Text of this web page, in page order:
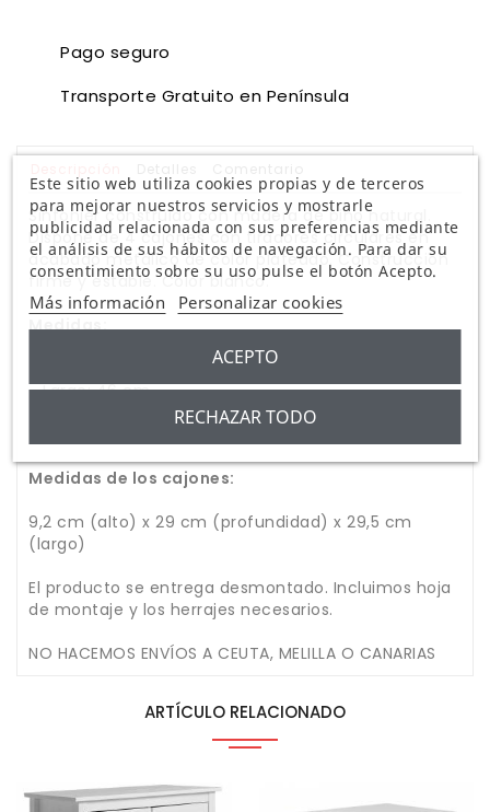
Pago seguro
Transporte Gratuito en Península
Sinfonier construido con madera de pino natural.
Dispone de 4 cajones con tiradores circulares en
acabado metálico de color plateado. Construcción
firme y estable. Color blanco.
Medidas:
- Largo: 46 cm
Medidas de los cajones:
9,2 cm (alto) x 29 cm (profundidad) x 29,5 cm
(largo)
El producto se entrega desmontado. Incluimos hoja
de montaje y los herrajes necesarios.
NO HACEMOS ENVÍOS A CEUTA, MELILLA O CANARIAS
ARTÍCULO RELACIONADO
Este sitio web utiliza cookies propias y de terceros
para mejorar nuestros servicios y mostrarle
publicidad relacionada con sus preferencias mediante
el análisis de sus hábitos de navegación. Para dar su
consentimiento sobre su uso pulse el botón Acepto.
Más información Personalizar cookies
RECHAZAR TODO
ACEPTO